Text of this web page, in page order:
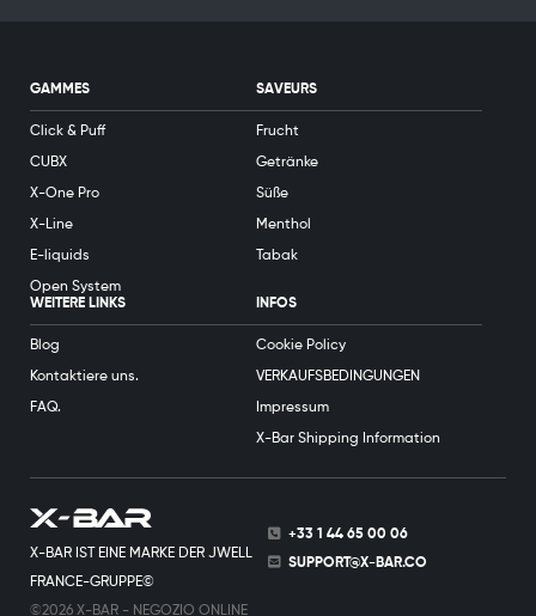
X-BAR IST EINE MARKE DER JWELL
FRANCE-GRUPPE©
©2026 X-BAR - NEGOZIO ONLINE
+33 1 44 65 00 06
SUPPORT@X-BAR.CO
GAMMES
Click & Puff
CUBX
X-One Pro
X-Line
E-liquids
Open System
SAVEURS
Frucht
Getränke
Süße
Menthol
Tabak
WEITERE LINKS
Blog
Kontaktiere uns.
FAQ.
INFOS
Cookie Policy
VERKAUFSBEDINGUNGEN
Impressum
X-Bar Shipping Information